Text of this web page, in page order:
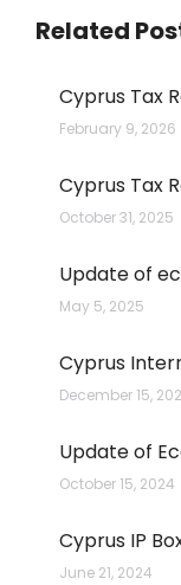
Related
Cyprus Tax
February 9, 2026
Cyprus Tax
October 31, 2025
Update of
May 5, 2025
Cyprus
December 15,
Update of
October 15, 2024
Cyprus IP
June 21, 2024